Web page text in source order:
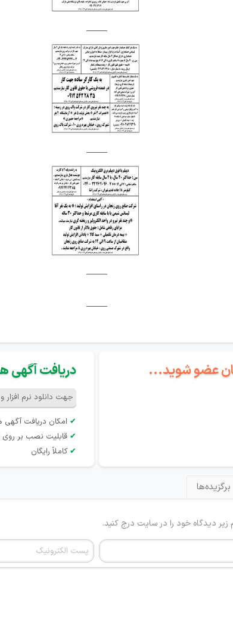
_____
_____
_____
_____
عضو شوید... دریافت آگهی
جهت دانلود نرم افزار
✔ امکان دریافت
✔ قابلیت نصب بر روی
✔ کاملاً رایگان
برگزیده‌ها
زیر دیدگاه خود را در سایت درج کنید.